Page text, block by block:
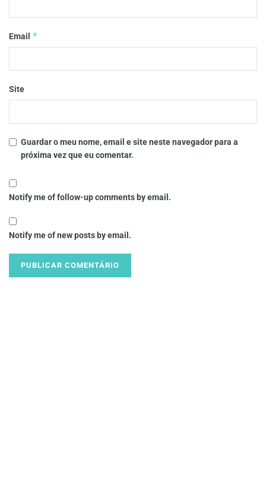
Email *
Site
Guardar o meu nome, email e site neste navegador para a
próxima vez que eu comentar.
Notify me of follow-up comments by email.
Notify me of new posts by email.